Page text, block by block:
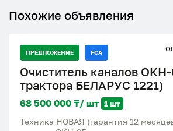
Похожие объявления
ПРЕДЛОЖЕНИЕ FCA
Очиститель каналов
трактора БЕЛАРУС 1221)
68 500 000 ₸/ шт 1 шт
Техника НОВАЯ (гарантия 12